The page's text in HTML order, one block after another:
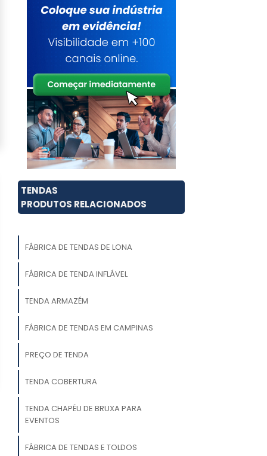
TENDAS
PRODUTOS RELACIONADOS
FÁBRICA DE TENDAS DE LONA
FÁBRICA DE TENDA INFLÁVEL
TENDA ARMAZÉM
FÁBRICA DE TENDAS EM CAMPINAS
PREÇO DE TENDA
TENDA COBERTURA
TENDA CHAPÉU DE BRUXA PARA
EVENTOS
FÁBRICA DE TENDAS E TOLDOS